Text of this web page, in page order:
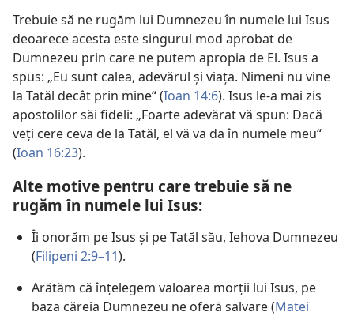
Trebuie să ne rugăm lui Dumnezeu în numele lui Isus
deoarece acesta este singurul mod aprobat de
Dumnezeu prin care ne putem apropia de El. Isus a
spus: „Eu sunt calea, adevărul și viața. Nimeni nu vine
la Tatăl decât prin mine“ (Ioan 14:6). Isus le-a mai zis
apostolilor săi fideli: „Foarte adevărat vă spun: Dacă
veți cere ceva de la Tatăl, el vă va da în numele meu“
(Ioan 16:23).
Alte motive pentru care trebuie să ne
rugăm în numele lui Isus:
Îi onorăm pe Isus și pe Tatăl său, Iehova Dumnezeu
(Filipeni 2:9–11).
Arătăm că înțelegem valoarea morții lui Isus, pe
baza căreia Dumnezeu ne oferă salvare (Matei